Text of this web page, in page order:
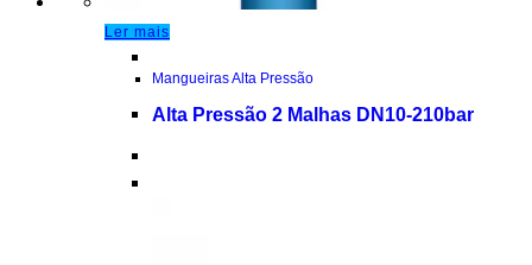
Ler mais
Mangueiras Alta Pressão
Alta Pressão 2 Malhas DN10-210bar